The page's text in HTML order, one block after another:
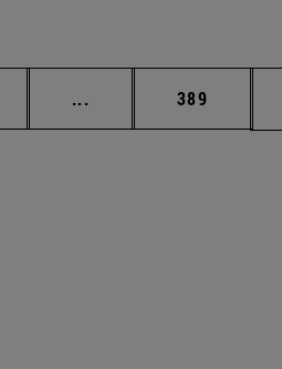
... Páginas intermedias
Página
389